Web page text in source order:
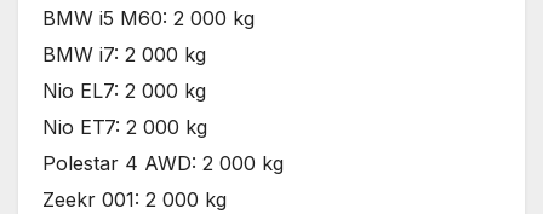
BMW i5 M60: 2 000 kg
BMW i7: 2 000 kg
Nio EL7: 2 000 kg
Nio ET7: 2 000 kg
Polestar 4 AWD: 2 000 kg
Zeekr 001: 2 000 kg